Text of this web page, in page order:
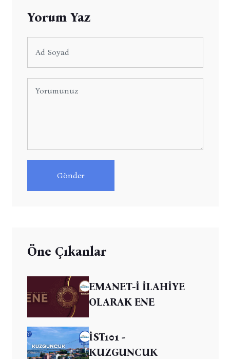
Yorum Yaz
Gönder
Öne Çıkanlar
EMANET-İ İLAHİYE
OLARAK ENE
İST101 -
KUZGUNCUK